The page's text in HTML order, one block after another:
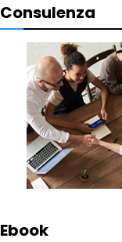
Consulenza
Ebook